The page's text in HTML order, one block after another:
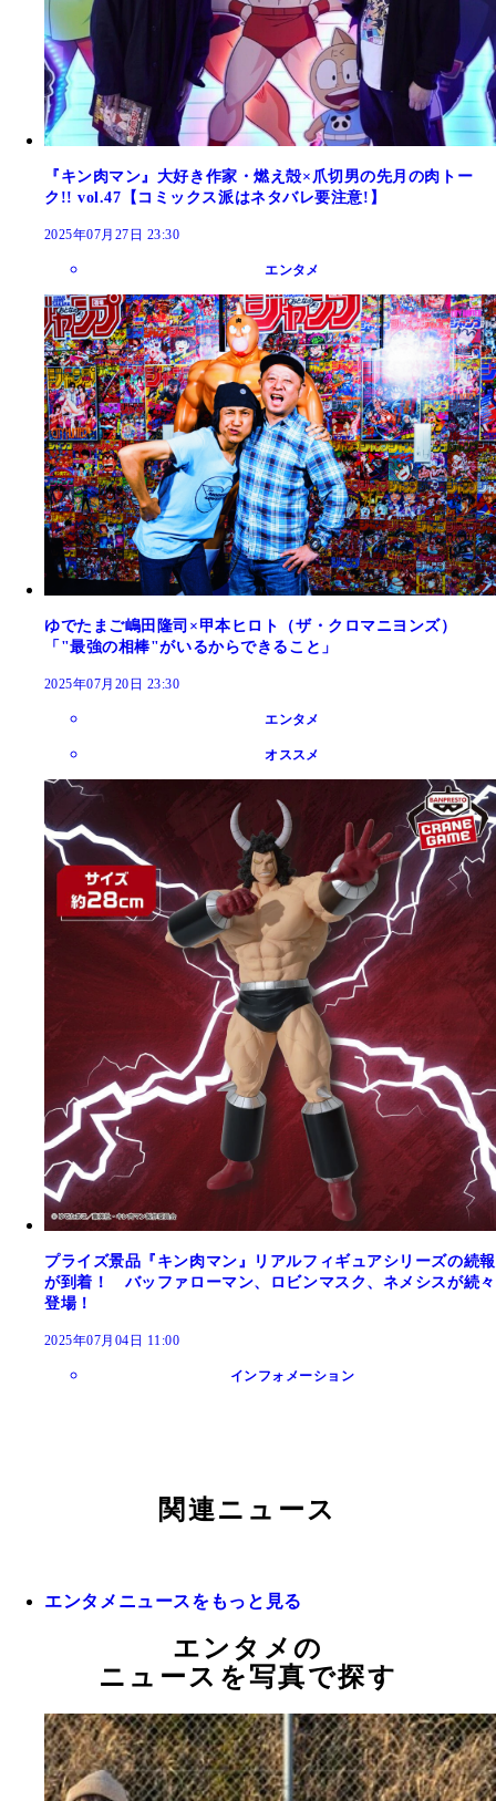
『キン肉マン』大好き作家・燃え殻×爪切男の先月の肉トー
ク!! vol.47【コミックス派はネタバレ要注意!】
2025年07月27日 23:30
エンタメ
ゆでたまご嶋田隆司×甲本ヒロト（ザ・クロマニヨンズ）
「"最強の相棒"がいるからできること」
2025年07月20日 23:30
エンタメ
オススメ
プライズ景品『キン肉マン』リアルフィギュアシリーズの続報
が到着！ バッファローマン、ロビンマスク、ネメシスが続々
登場！
2025年07月04日 11:00
インフォメーション
関連ニュース
エンタメニュースをもっと見る
エンタメの
ニュースを写真で探す